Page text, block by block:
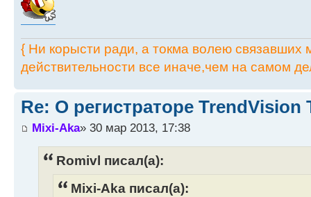
{ Ни корысти ради, а токма волею связавших
действительности все иначе,чем на самом
Re: О регистраторе TrendVision
Mixi-Aka» 30 мар 2013, 17:38
Romivl писал(а):
Mixi-Aka писал(а):